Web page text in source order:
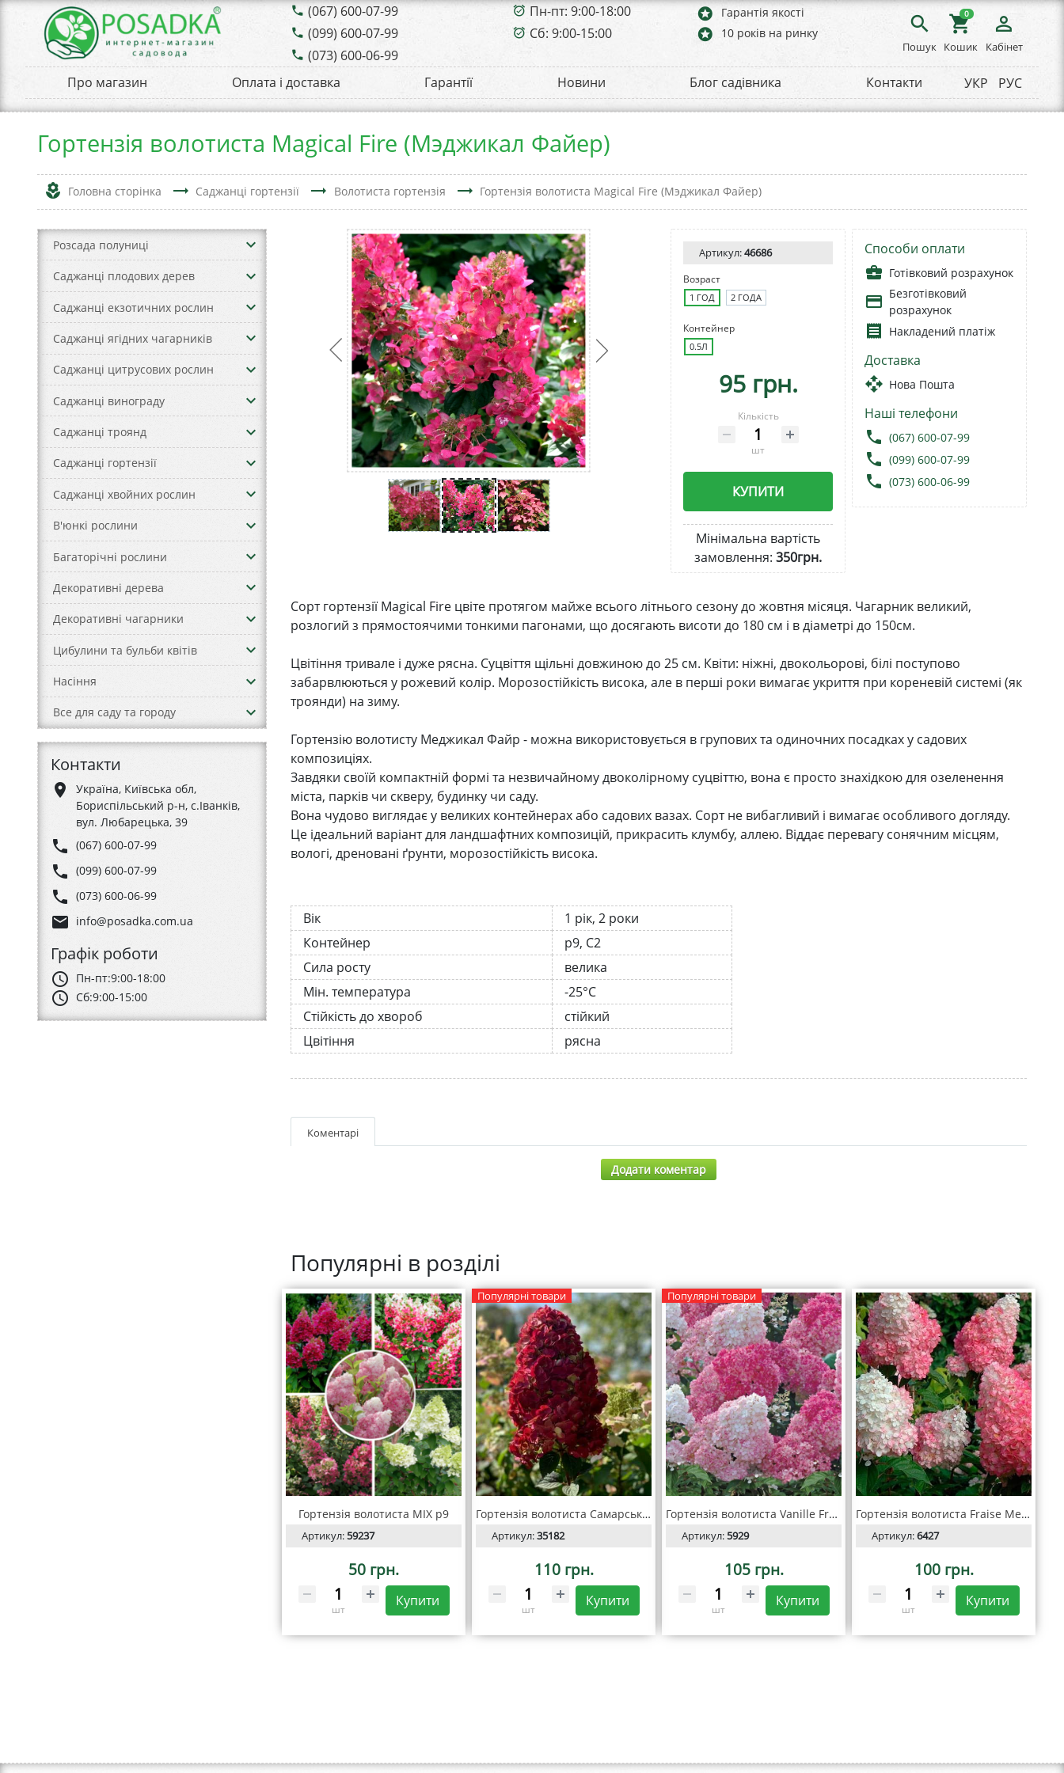
phone (067) 600-07-99
phone (099) 600-07-99
phone (073) 600-06-99
alarm_on Пн-пт: 9:00-18:00
alarm_on Сб: 9:00-15:00
stars Гарантія якості
stars 10 років на ринку search
Пошук
shopping_cart
0
Кошик
person_outline
Кабінет
Про магазин Оплата і доставка Гарантії Новини Блог садівника Контакти УКР РУС
Гортензія волотиста Magical Fire (Мэджикал Файер)
local_florist Головна сторінка trending_flat Саджанці гортензії trending_flat Волотиста гортензія trending_flat Гортензія волотиста Magical Fire (Мэджикал Файер)
Розсада полуниці keyboard_arrow_down
Саджанці плодових дерев keyboard_arrow_down
Саджанці екзотичних рослин keyboard_arrow_down
Саджанці ягідних чагарників keyboard_arrow_down
Саджанці цитрусових рослин keyboard_arrow_down
Саджанці винограду keyboard_arrow_down
Саджанці троянд keyboard_arrow_down
Саджанці гортензії keyboard_arrow_down
Саджанці хвойних рослин keyboard_arrow_down
В'юнкі рослини keyboard_arrow_down
Багаторічні рослини keyboard_arrow_down
Декоративні дерева keyboard_arrow_down
Декоративні чагарники keyboard_arrow_down
Цибулини та бульби квітів keyboard_arrow_down
Насіння keyboard_arrow_down
Все для саду та городу keyboard_arrow_down
Контакти
place
Україна, Київська обл,
Бориспільський р-н, с.Іванків,
вул. Любарецька, 39
phone (067) 600-07-99
phone (099) 600-07-99
phone (073) 600-06-99
email info@posadka.com.ua
Графік роботи
schedule Пн-пт:9:00-18:00
schedule Сб:9:00-15:00
Артикул:46686
Возраст
1 ГОД 2 ГОДА
Контейнер
0.5Л
95 грн.
Кількість
шт
КУПИТИ
Мінімальна вартість
замовлення: 350грн.
Способи оплати
business_center Готівковий розрахунок
payment Безготівковий
розрахунок
receipt Накладений платіж
Доставка
open_with Нова Пошта
Наші телефони
local_phone (067) 600-07-99
local_phone (099) 600-07-99
local_phone (073) 600-06-99
Сорт гортензії Magical Fire цвіте протягом майже всього літнього сезону до жовтня місяця. Чагарник великий,
розлогий з прямостоячими тонкими пагонами, що досягають висоти до 180 см і в діаметрі до 150см.
Цвітіння тривале і дуже рясна. Суцвіття щільні довжиною до 25 см. Квіти: ніжні, двокольорові, білі поступово
забарвлюються у рожевий колір. Морозостійкість висока, але в перші роки вимагає укриття при кореневій системі (як
троянди) на зиму.
Гортензію волотисту Меджикал Файр - можна використовується в групових та одиночних посадках у садових
композиціях.
Завдяки своїй компактній формі та незвичайному двоколірному суцвіттю, вона є просто знахідкою для озеленення
міста, парків чи скверу, будинку чи саду.
Вона чудово виглядає у великих контейнерах або садових вазах. Сорт не вибагливий і вимагає особливого догляду.
Це ідеальний варіант для ландшафтних композицій, прикрасить клумбу, аллею. Віддає перевагу сонячним місцям,
вологі, дреновані ґрунти, морозостійкість висока.
Вік
1 рік, 2 роки
Контейнер
р9, С2
Сила росту
велика
Мін. температура
-25°C
Стійкість до хвороб
стійкий
Цвітіння
рясна
Коментарі
Додати коментар
Популярні в розділі
Гортензія волотиста MIX р9
Артикул:59237
50 грн.
шт
Купити
Популярні товари
Гортензія волотиста Самарська Лідія
Артикул:35182
110 грн.
шт
Купити
Популярні товари
Гортензія волотиста Vanille Fraise (Ванилла Фрейз)
Артикул:5929
105 грн.
шт
Купити
Гортензія волотиста Fraise Melba (Фрайз Мельба)
Артикул:6427
100 грн.
шт
Купити